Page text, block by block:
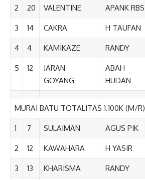
2 20 VALENTINE APANK RBS
3 14 CAKRA H TAUFAN
4 4 KAMIKAZE RANDY
5 12
JARAN
GOYANG
ABAH
HUDAN
MURAI BATU TOTALITAS 1.100K (M/R)
1 7 SULAIMAN AGUS PIK
2 12 KAWAHARA H YASIR
3 13 KHARISMA RANDY